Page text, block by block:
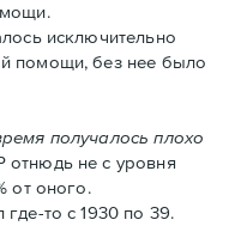
исключительно
помощи, без нее было
получалось плохо
не с уровня
от оного.
то с 1930 по 39.